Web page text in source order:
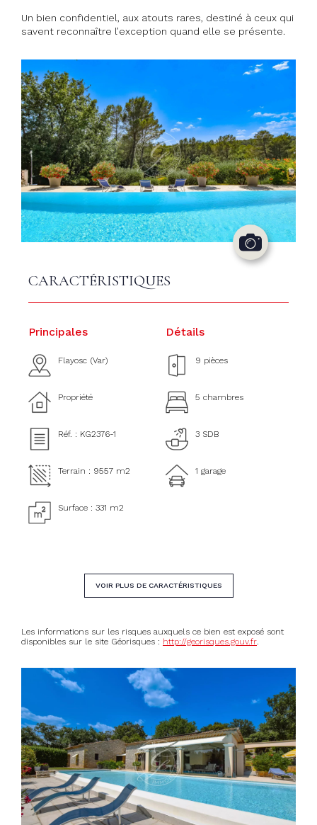
Un bien confidentiel, aux atouts rares, destiné à ceux qui
savent reconnaître l’exception quand elle se présente.
CARACTÉRISTIQUES
Principales
Flayosc (Var)
Propriété
Réf. : KG2376-1
Terrain : 9557 m2
Surface : 331 m2
Détails
9 pièces
5 chambres
3 SDB
1 garage
VOIR PLUS DE CARACTÉRISTIQUES
Les informations sur les risques auxquels ce bien est exposé sont
disponibles sur le site Géorisques : http://georisques.gouv.fr